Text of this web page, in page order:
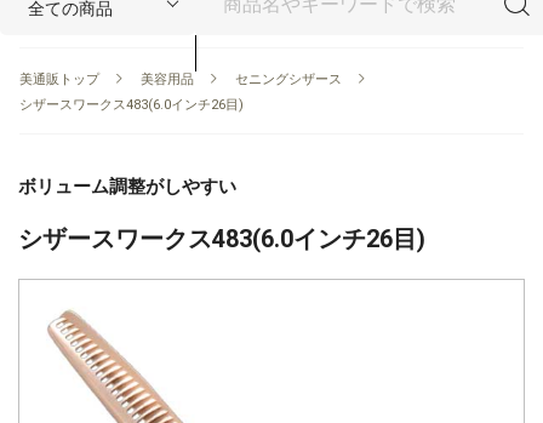
美通販トップ 美容用品
セニングシザース
シザースワークス483(6.0インチ26目)
ボリューム調整がしやすい
シザースワークス483(6.0インチ26目)